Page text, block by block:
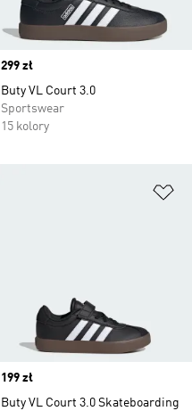
Price
299 zł
Buty VL Court 3.0
Sportswear
15 kolory
Price
199 zł
Buty VL Court 3.0 Skateboarding